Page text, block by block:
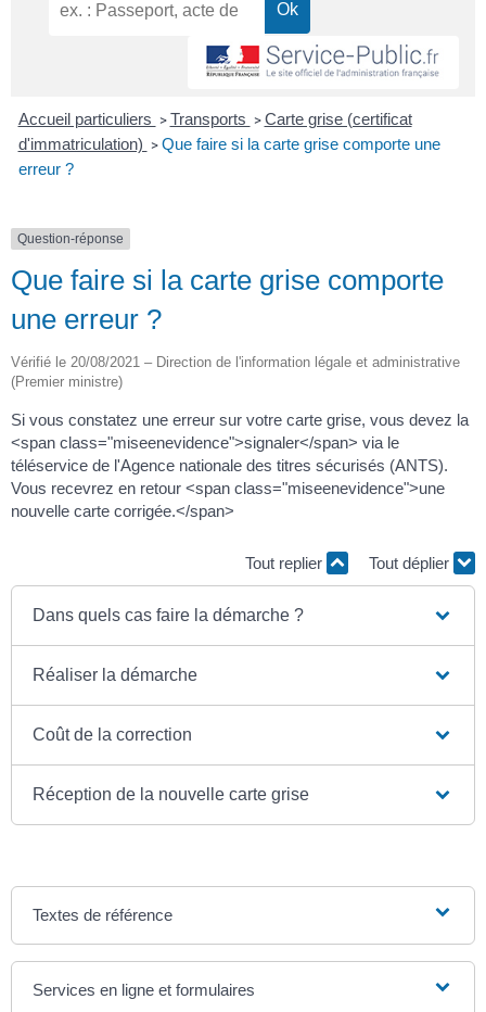
Accueil particuliers > Transports > Carte grise (certificat
d'immatriculation) > Que faire si la carte grise comporte une
erreur ?
Question-réponse
Que faire si la carte grise comporte
une erreur ?
Vérifié le 20/08/2021 – Direction de l'information légale et administrative
(Premier ministre)
Si vous constatez une erreur sur votre carte grise, vous devez la
<span class="miseenevidence">signaler</span> via le
téléservice de l'Agence nationale des titres sécurisés (ANTS).
Vous recevrez en retour <span class="miseenevidence">une
nouvelle carte corrigée.</span>
Tout replier Tout déplier
Dans quels cas faire la démarche ?
Réaliser la démarche
Coût de la correction
Réception de la nouvelle carte grise
Textes de référence
Services en ligne et formulaires